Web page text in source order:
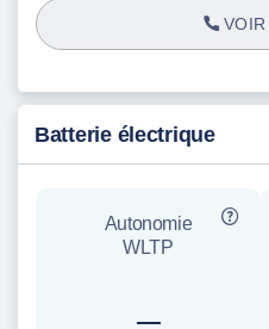
VOIR
Batterie électrique
Autonomie
WLTP
—